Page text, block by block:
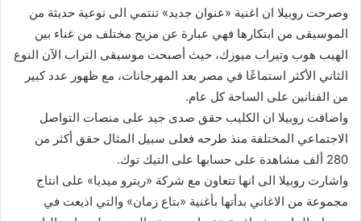
وصرحت روبيلا ان اغنية «عنوان جديد» تنتمي الى نوعية حديثة من
الموسيقى من ابتكارها فهي عبارة عن مزيج مختلف من غناء بين
الهيب هوب وتيراب ميوزك، حيث أصبحت موسيقى التراب الآن النوع
الثاني الأكثر استماعًا في مصر بعد المهرجانات، مع ظهور عدد كبير
من الفنانين على الساحة كل عام.
واضافت روبيلا ان الكليب حقق صدى جيد على منصات التواصل
الاجتماعي المختلفة منذ طرحه فعلى سبيل المثال حقق أكثر من
280 ألف مشاهدة على حسابها على التيك توك.
واشارت روبيلا الى انها تتعاون مع شركة «ريترو ميديا» على انتاج
مجموعة من الاغاني بدأتها بأغنية «بتاع زمان» والتي اذيعت في